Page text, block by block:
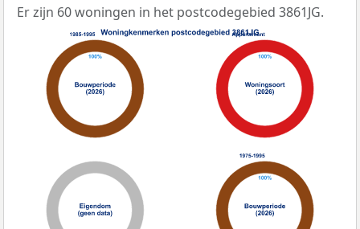
Er zijn 60 woningen in het postcodegebied 3861JG.